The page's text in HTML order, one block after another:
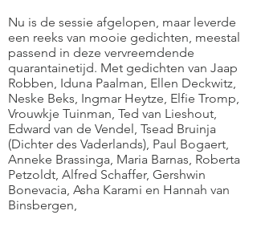
Nu is de sessie afgelopen, maar leverde
een reeks van mooie gedichten, meestal
passend in deze vervreemdende
quarantainetijd. Met gedichten van Jaap
Robben, Iduna Paalman, Ellen Deckwitz,
Neske Beks, Ingmar Heytze, Elfie Tromp,
Vrouwkje Tuinman, Ted van Lieshout,
Edward van de Vendel, Tsead Bruinja
(Dichter des Vaderlands), Paul Bogaert,
Anneke Brassinga, Maria Barnas, Roberta
Petzoldt, Alfred Schaffer, Gershwin
Bonevacia, Asha Karami en Hannah van
Binsbergen,